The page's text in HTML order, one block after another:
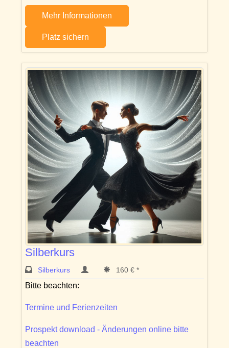
Mehr Informationen
Platz sichern
Silberkurs
Silberkurs 160 € *
Bitte beachten:
Termine und Ferienzeiten
Prospekt download - Änderungen online bitte
beachten